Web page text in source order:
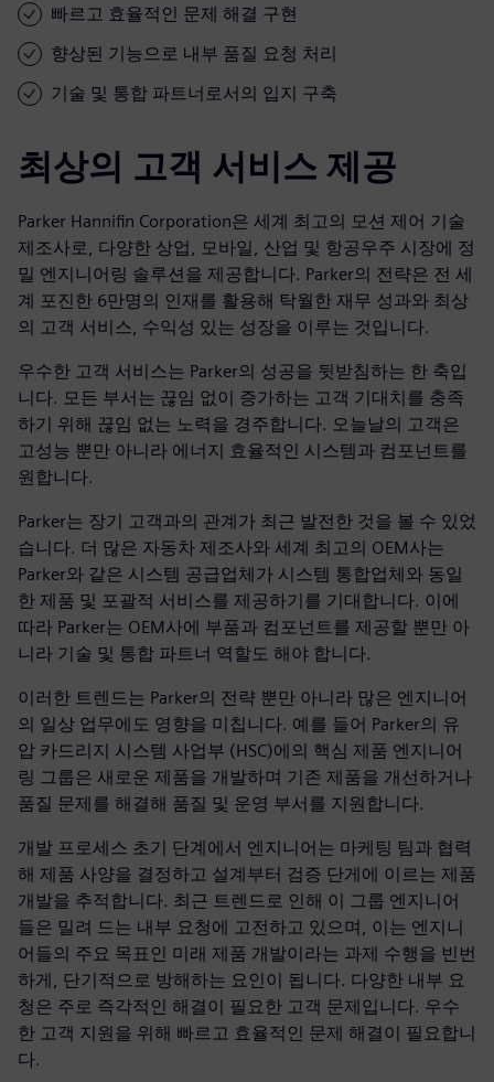
빠르고 효율적인 문제 해결 구현
향상된 기능으로 내부 품질 요청 처리
기술 및 통합 파트너로서의 입지 구축
최상의 고객 서비스 제공
Parker Hannifin Corporation은 세계 최고의 모션 제어 기술
제조사로, 다양한 상업, 모바일, 산업 및 항공우주 시장에 정
밀 엔지니어링 솔루션을 제공합니다. Parker의 전략은 전 세
계 포진한 6만명의 인재를 활용해 탁월한 재무 성과와 최상
의 고객 서비스, 수익성 있는 성장을 이루는 것입니다.
우수한 고객 서비스는 Parker의 성공을 뒷받침하는 한 축입
니다. 모든 부서는 끊임 없이 증가하는 고객 기대치를 충족
하기 위해 끊임 없는 노력을 경주합니다. 오늘날의 고객은
고성능 뿐만 아니라 에너지 효율적인 시스템과 컴포넌트를
원합니다.
Parker는 장기 고객과의 관계가 최근 발전한 것을 볼 수 있었
습니다. 더 많은 자동차 제조사와 세계 최고의 OEM사는
Parker와 같은 시스템 공급업체가 시스템 통합업체와 동일
한 제품 및 포괄적 서비스를 제공하기를 기대합니다. 이에
따라 Parker는 OEM사에 부품과 컴포넌트를 제공할 뿐만 아
니라 기술 및 통합 파트너 역할도 해야 합니다.
이러한 트렌드는 Parker의 전략 뿐만 아니라 많은 엔지니어
의 일상 업무에도 영향을 미칩니다. 예를 들어 Parker의 유
압 카드리지 시스템 사업부 (HSC)에의 핵심 제품 엔지니어
링 그룹은 새로운 제품을 개발하며 기존 제품을 개선하거나
품질 문제를 해결해 품질 및 운영 부서를 지원합니다.
개발 프로세스 초기 단계에서 엔지니어는 마케팅 팀과 협력
해 제품 사양을 결정하고 설계부터 검증 단게에 이르는 제품
개발을 추적합니다. 최근 트렌드로 인해 이 그룹 엔지니어
들은 밀려 드는 내부 요청에 고전하고 있으며, 이는 엔지니
어들의 주요 목표인 미래 제품 개발이라는 과제 수행을 빈번
하게, 단기적으로 방해하는 요인이 됩니다. 다양한 내부 요
청은 주로 즉각적인 해결이 필요한 고객 문제입니다. 우수
한 고객 지원을 위해 빠르고 효율적인 문제 해결이 필요합니
다.